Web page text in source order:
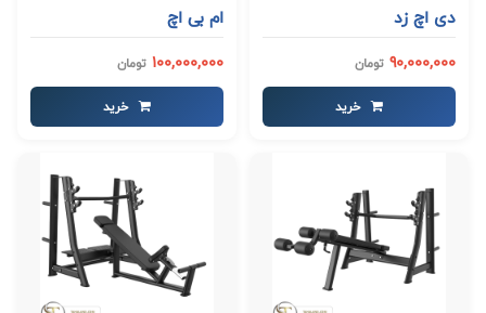
دی اچ زد
90,000,000 تومان
خرید
ام بی اچ
100,000,000 تومان
خرید